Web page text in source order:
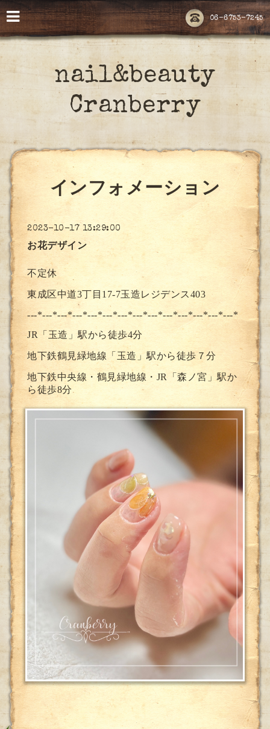
06-6753-7245
nail&beauty
Cranberry
インフォメーション
2023-10-17 13:29:00
お花デザイン
不定休
東成区中道3丁目17-7玉造レジデンス403
---*---*---*---*---*---*---*---*---*---*---*---*---*---*
JR「玉造」駅から徒歩4分
地下鉄鶴見緑地線「玉造」駅から徒歩７分
地下鉄中央線・鶴見緑地線・JR「森ノ宮」駅か
ら徒歩8分